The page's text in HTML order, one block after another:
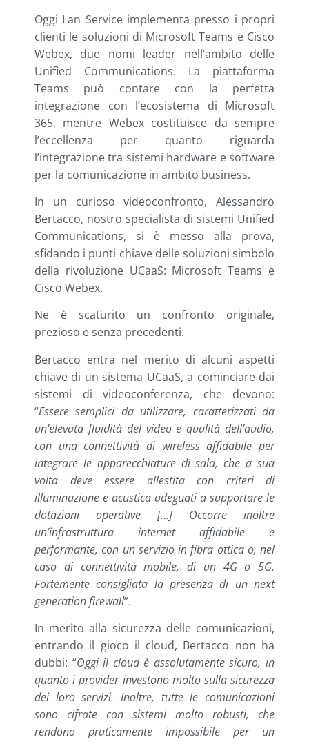
Oggi Lan Service implementa presso i propri
clienti le soluzioni di Microsoft Teams e Cisco
Webex, due nomi leader nell’ambito delle
Unified Communications. La piattaforma
Teams può contare con la perfetta
integrazione con l’ecosistema di Microsoft
365, mentre Webex costituisce da sempre
l’eccellenza per quanto riguarda
l’integrazione tra sistemi hardware e software
per la comunicazione in ambito business.
In un curioso videoconfronto, Alessandro
Bertacco, nostro specialista di sistemi Unified
Communications, si è messo alla prova,
sfidando i punti chiave delle soluzioni simbolo
della rivoluzione UCaaS: Microsoft Teams e
Cisco Webex.
Ne è scaturito un confronto originale,
prezioso e senza precedenti.
Bertacco entra nel merito di alcuni aspetti
chiave di un sistema UCaaS, a cominciare dai
sistemi di videoconferenza, che devono:
“Essere semplici da utilizzare, caratterizzati da
un’elevata fluidità del video e qualità dell’audio,
con una connettività di wireless affidabile per
integrare le apparecchiature di sala, che a sua
volta deve essere allestita con criteri di
illuminazione e acustica adeguati a supportare le
dotazioni operative […] Occorre inoltre
un’infrastruttura internet affidabile e
performante, con un servizio in fibra ottica o, nel
caso di connettività mobile, di un 4G o 5G.
Fortemente consigliata la presenza di un next
generation firewall”.
In merito alla sicurezza delle comunicazioni,
entrando il gioco il cloud, Bertacco non ha
dubbi: “Oggi il cloud è assolutamente sicuro, in
quanto i provider investono molto sulla sicurezza
dei loro servizi. Inoltre, tutte le comunicazioni
sono cifrate con sistemi molto robusti, che
rendono praticamente impossibile per un